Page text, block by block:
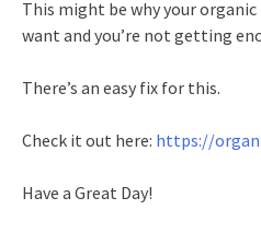
This might be why your
want and you’re not getting
There’s an easy fix for this.
Check it out here: https://
Have a Great Day!